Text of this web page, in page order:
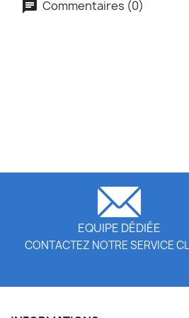
Commentaires (0)
EQUIPE DÉDIÉE
CONTACTEZ NOTRE SERVICE